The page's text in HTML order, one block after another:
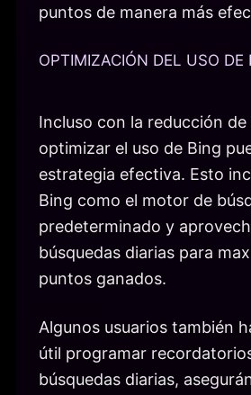
puntos de manera más
OPTIMIZACIÓN DEL USO DE
Incluso con la reducción
optimizar el uso de Bing
estrategia efectiva. Esto
Bing como el motor de
predeterminado y
búsquedas diarias para
puntos ganados.
Algunos usuarios también
útil programar
búsquedas diarias,